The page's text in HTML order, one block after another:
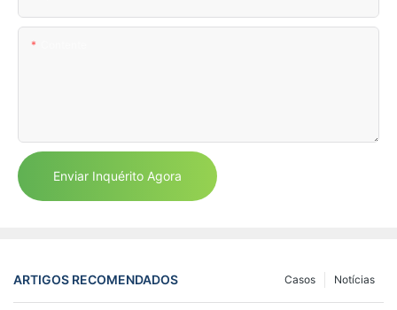
Enviar Inquérito Agora
ARTIGOS RECOMENDADOS Notícias
Casos